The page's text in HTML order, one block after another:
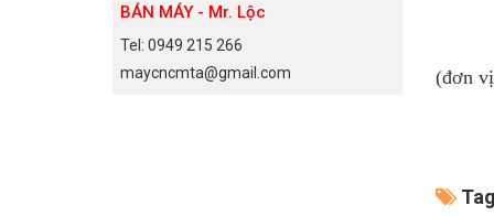
BÁN MÁY - Mr. Lộc
Tel: 0949 215 266
maycncmta@gmail.com
(đơn